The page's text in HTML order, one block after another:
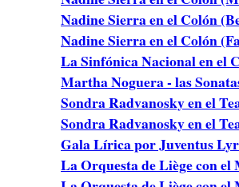
Nadine Sierra en el Colón
Nadine Sierra en el Colón
La Sinfónica Nacional en el
Martha Noguera - las
Sondra Radvanosky en el
Sondra Radvanosky en el
Gala Lírica por Juventus
La Orquesta de Liège con